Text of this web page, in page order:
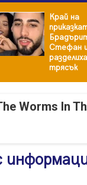
Край на
Стефан
трясък
Worms In